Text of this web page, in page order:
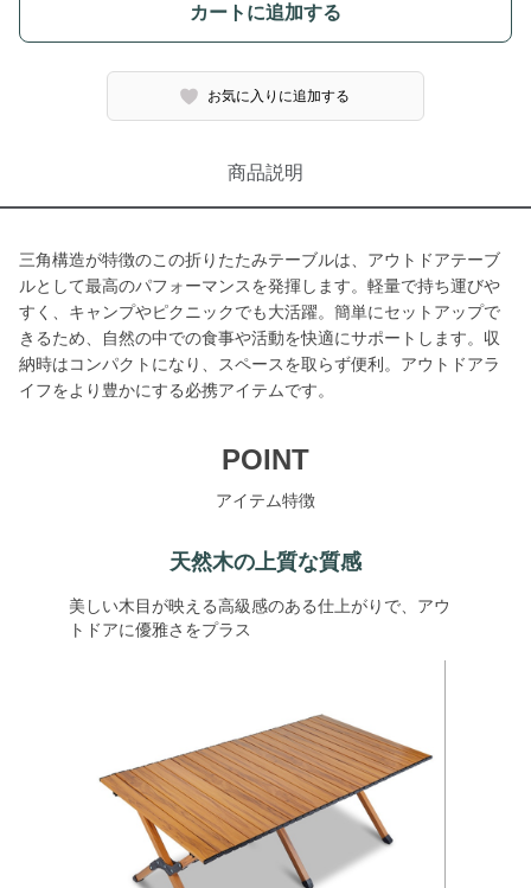
カートに追加する
お気に入りに追加する
商品説明
三角構造が特徴のこの折りたたみテーブルは、アウトドアテーブ
ルとして最高のパフォーマンスを発揮します。軽量で持ち運びや
すく、キャンプやピクニックでも大活躍。簡単にセットアップで
きるため、自然の中での食事や活動を快適にサポートします。収
納時はコンパクトになり、スペースを取らず便利。アウトドアラ
イフをより豊かにする必携アイテムです。
POINT
アイテム特徴
天然木の上質な質感
美しい木目が映える高級感のある仕上がりで、アウ
トドアに優雅さをプラス